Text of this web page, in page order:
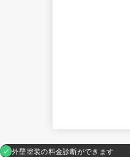
外壁塗装の料金診断ができます